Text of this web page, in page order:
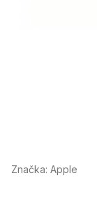
Značka: Apple